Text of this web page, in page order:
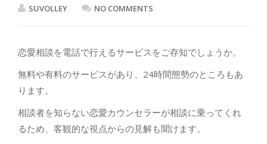
SUVOLLEY NO COMMENTS
恋愛相談を電話で行えるサービスをご存知でしょうか。
無料や有料のサービスがあり、24時間態勢のところもあ
ります。
相談者を知らない恋愛カウンセラーが相談に乗ってくれ
るため、客観的な視点からの見解も聞けます。